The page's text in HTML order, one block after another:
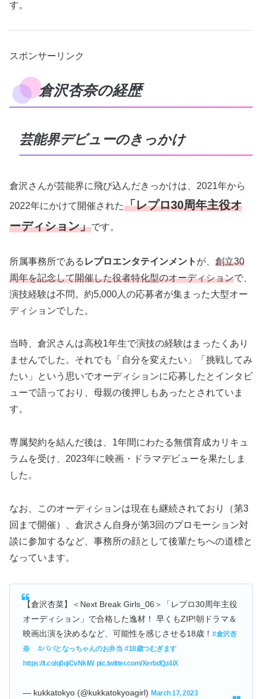
す。
スポンサーリンク
倉沢杏奈の経歴
芸能界デビューのきっかけ
倉沢さんが芸能界に飛び込んだきっかけは、2021年から
2022年にかけて開催された「レプロ30周年主役オ
ーディション」です。
所属事務所である レプロエンタテインメント が、 創立30
周年を記念して開催した役者特化型のオーディションで、
演技経験は不問。約5,000人の応募者が集まった大型オー
ディションでした。
当時、倉沢さんは高校1年生で演技の経験はまったくあり
ませんでした。それでも「自分を変えたい」「挑戦してみ
たい」という思いでオーディションに応募したとインタビ
ューで語っており、母親の後押しもあったとされていま
す。
専属契約を結んだ後は、1年間にわたる無償育成カリキュ
ラムを受け、2023年に映画・ドラマデビューを果たしま
した。
なお、このオーディションは現在も継続されており（第3
回まで開催）、倉沢さん自身が第3回のプロモーション対
談に参加するなど、事務所の顔として後輩たちへの道標と
なっています。
【倉沢杏菜】＜Next Break Girls_06＞「レプロ30周年主役
オーディション」で合格した逸材！ 早くもZIP!朝ドラマ＆
映画出演を決めるなど、可能性を感じさせる18歳！ #倉沢杏
奈
#パパとなっちゃんのお弁当 #18歳つむぎます
https://t.co/q0qiCvNkiW pic.twitter.com/XerbdQz4iX
— kukkatokyo (@kukkatokyoagirl) March 17, 2023